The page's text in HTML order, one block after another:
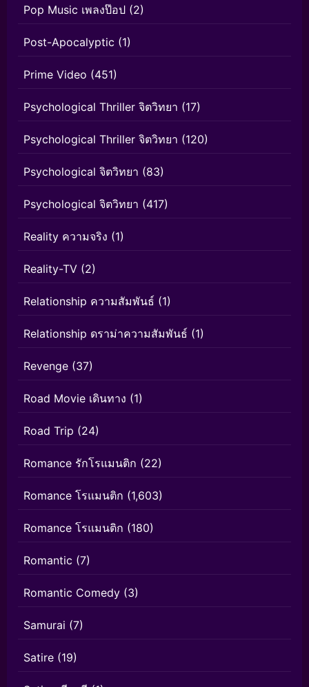
Pop Music เพลงป๊อป (2)
Post-Apocalyptic (1)
Prime Video (451)
Psychological Thriller จิตวิทยา (17)
Psychological Thriller จิตวิทยา (120)
Psychological จิตวิทยา (83)
Psychological จิตวิทยา (417)
Reality ความจริง (1)
Reality-TV (2)
Relationship ความสัมพันธ์ (1)
Relationship ดราม่าความสัมพันธ์ (1)
Revenge (37)
Road Movie เดินทาง (1)
Road Trip (24)
Romance รักโรแมนติก (22)
Romance โรแมนติก (1,603)
Romance โรแมนติก (180)
Romantic (7)
Romantic Comedy (3)
Samurai (7)
Satire (19)